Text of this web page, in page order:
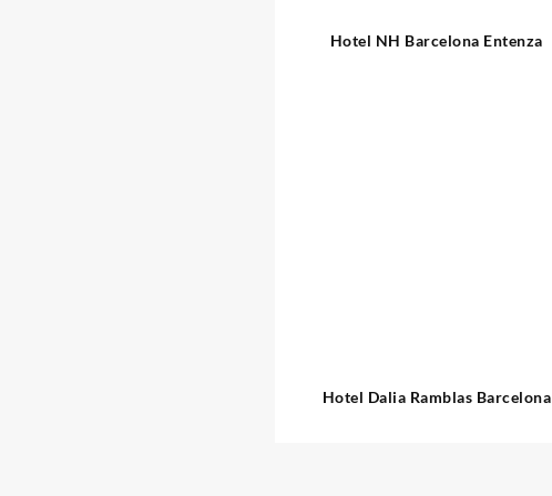
Hotel NH Barcelona Entenza
Hotel Dalia Ramblas Barcelona